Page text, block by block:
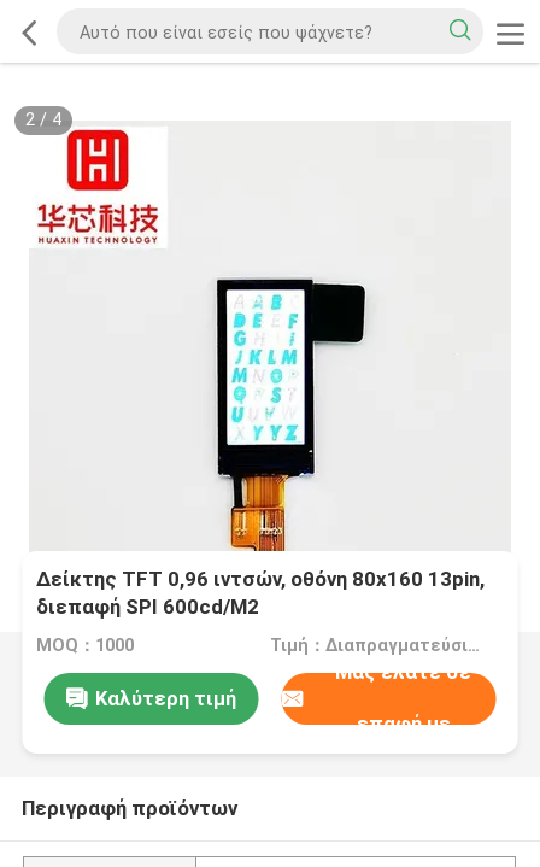
2/ 4
Δείκτης TFT 0,96 ιντσών, οθόνη 80x160 13pin,
διεπαφή SPI 600cd/M2
MOQ：1000 Τιμή：Διαπραγματεύσιμα
Καλύτερη τιμή
Μας ελάτε σε
επαφή με
Περιγραφή προϊόντων